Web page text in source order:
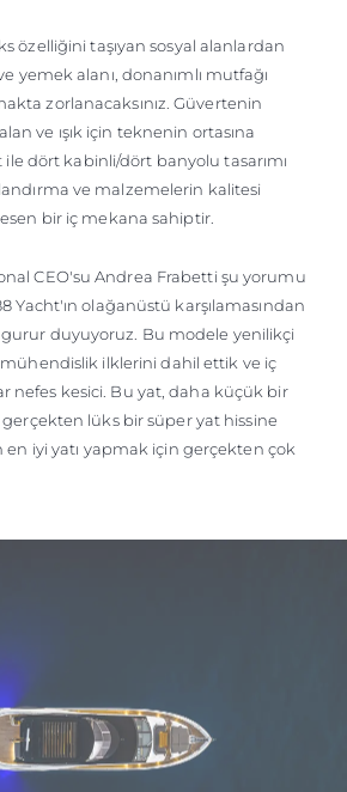
özelliğini taşıyan sosyal alanlardan
yemek alanı, donanımlı mutfağı
zorlanacaksınız. Güvertenin
ve ışık için teknenin ortasına
dört kabinli/dört banyolu tasarımı
ve malzemelerin kalitesi
bir iç mekana sahiptir.
CEO'su Andrea Frabetti şu yorumu
Yacht'ın olağanüstü karşılamasından
duyuyoruz. Bu modele yenilikçi
ilklerini dahil ettik ve iç
nefes kesici. Bu yat, daha küçük bir
lüks bir süper yat hissine
en iyi yatı yapmak için gerçekten çok